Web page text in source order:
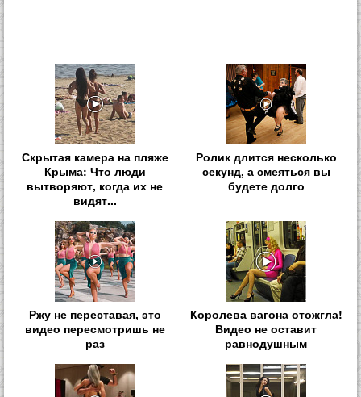
Скрытая камера на пляже
Крыма: Что люди
вытворяют, когда их не
видят...
Ролик длится несколько
секунд, а смеяться вы
будете долго
Ржу не переставая, это
видео пересмотришь не
раз
Королева вагона отожгла!
Видео не оставит
равнодушным